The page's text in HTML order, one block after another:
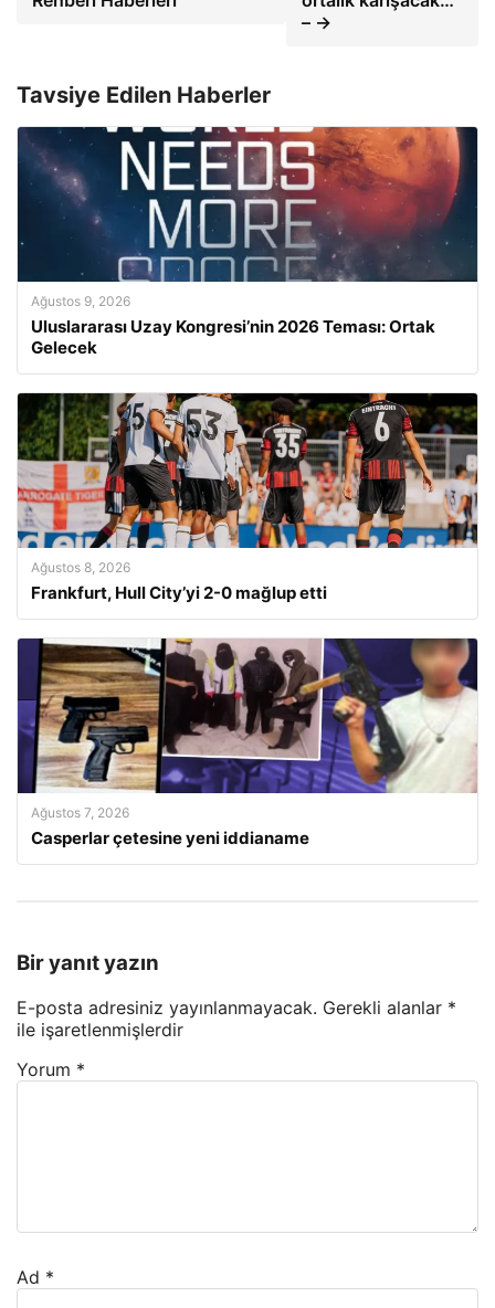
– →
Tavsiye Edilen Haberler
Ağustos 9, 2026
Uluslararası Uzay Kongresi’nin 2026 Teması: Ortak
Gelecek
Ağustos 8, 2026
Frankfurt, Hull City’yi 2-0 mağlup etti
Ağustos 7, 2026
Casperlar çetesine yeni iddianame
Bir yanıt yazın
E-posta adresiniz yayınlanmayacak. Gerekli alanlar *
ile işaretlenmişlerdir
Yorum *
Ad *